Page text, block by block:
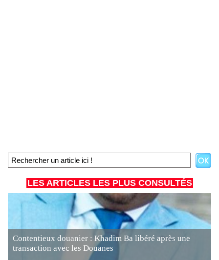
LES ARTICLES LES PLUS CONSULTÉS
Contentieux douanier : Khadim Ba libéré après une
transaction avec les Douanes